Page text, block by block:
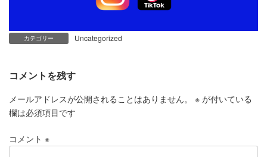
カテゴリー Uncategorized
コメントを残す
メールアドレスが公開されることはありません。 ※ が付いている
欄は必須項目です
コメント ※